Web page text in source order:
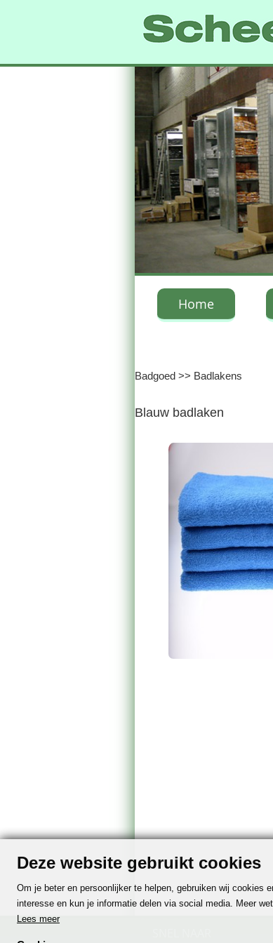
Home
Badgoed >> Badlakens
Blauw badlaken
Deze website gebruikt cookies
Om je beter en persoonlijker te helpen, gebruiken wij cookies
interesse en kun je informatie delen via social media. Meer
Lees meer